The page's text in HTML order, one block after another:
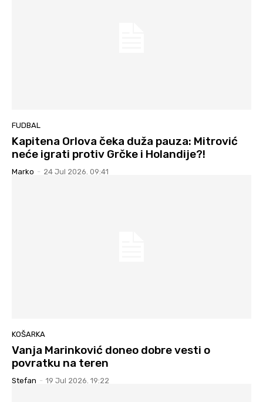
FUDBAL
Kapitena Orlova čeka duža pauza: Mitrović
neće igrati protiv Grčke i Holandije?!
Marko - 24 Jul 2026. 09:41
KOŠARKA
Vanja Marinković doneo dobre vesti o
povratku na teren
Stefan - 19 Jul 2026. 19:22